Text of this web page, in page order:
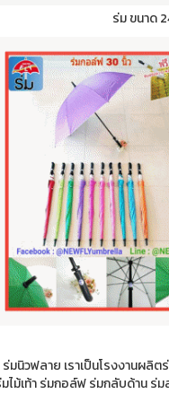
ร่ม ขนาด
มนิวฟลาย เราเป็นโรงงานผลิ
ไม้เท้า ร่มกอล์ฟ ร่มกลับด้าน ร่